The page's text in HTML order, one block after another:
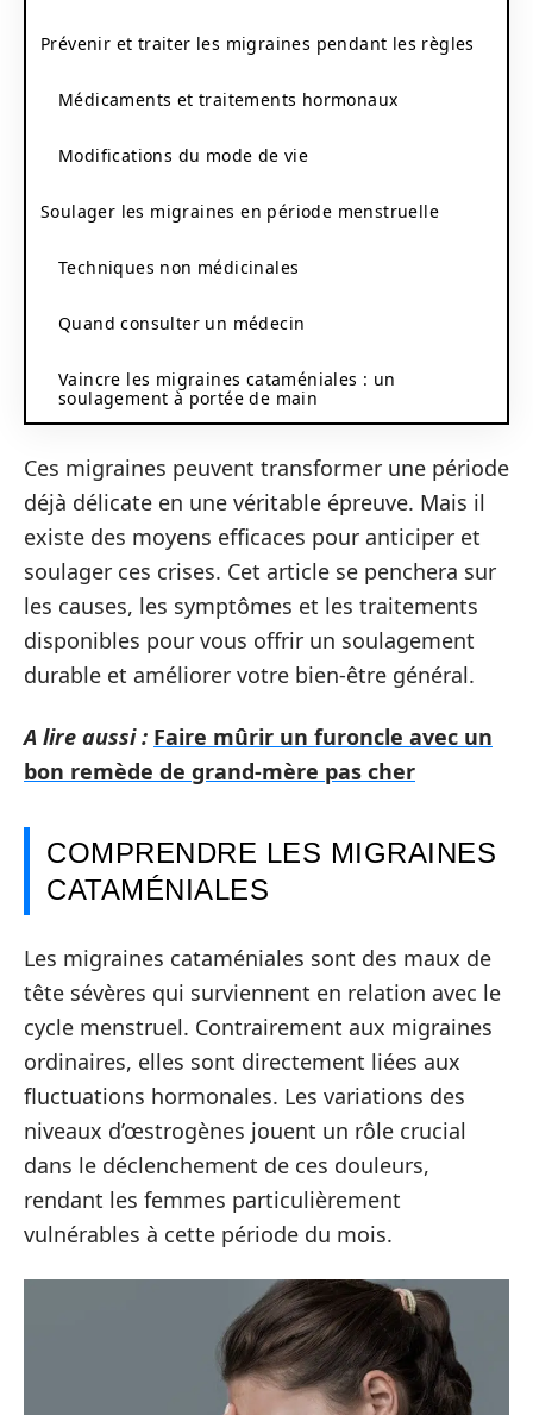
Prévenir et traiter les migraines pendant les règles
Médicaments et traitements hormonaux
Modifications du mode de vie
Soulager les migraines en période menstruelle
Techniques non médicinales
Quand consulter un médecin
Vaincre les migraines cataméniales : un
soulagement à portée de main
Ces migraines peuvent transformer une période
déjà délicate en une véritable épreuve. Mais il
existe des moyens efficaces pour anticiper et
soulager ces crises. Cet article se penchera sur
les causes, les symptômes et les traitements
disponibles pour vous offrir un soulagement
durable et améliorer votre bien-être général.
A lire aussi : Faire mûrir un furoncle avec un
bon remède de grand-mère pas cher
COMPRENDRE LES MIGRAINES
CATAMÉNIALES
Les migraines cataméniales sont des maux de
tête sévères qui surviennent en relation avec le
cycle menstruel. Contrairement aux migraines
ordinaires, elles sont directement liées aux
fluctuations hormonales. Les variations des
niveaux d’œstrogènes jouent un rôle crucial
dans le déclenchement de ces douleurs,
rendant les femmes particulièrement
vulnérables à cette période du mois.